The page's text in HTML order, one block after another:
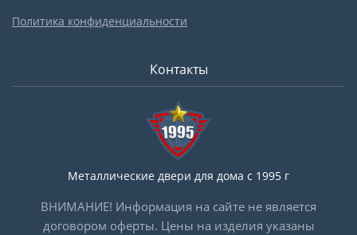
Политика конфиденциальности
Контакты
Металлические двери для дома с 1995 г
ВНИМАНИЕ! Информация на сайте не является
договором оферты. Цены на изделия указаны